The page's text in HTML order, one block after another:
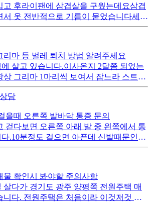
고 후라이팬에 삼겹살을 구웠는데요삼겹
서 옷 전반적으로 기름이 묻었습니다세탁
기름 묻은 흔적이 지워지지 않는데 일반
료로 해결할 수 있나요
리마 등 벌레 퇴치 방법 알려주세요
살고 있습니다.이사온지 2달쯤 되었는
상 그리마 1마리씩 보여서 잡느라 스트레
니다.바퀴벌레 없는건 그나마 다행인데
방법이 있나요 판데스는 뿌렸는데 아
있습니다
담
을때 오른쪽 발바닥 통증 문의
걷다보면 오른쪽 아래 발 중 왼쪽에서 통
.10분정도 걸으면 아픈데 신발때문인지
을수 있는지 궁금합니다.(신발은 아디다
헐렁하게 신고 있습니다.)
물 확인시 봐야할 주의사항
살다가 경기도 광주 양평쪽 전원주택 매
니다. 전원주택은 처음이라 이것저것 많